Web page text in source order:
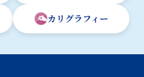
カリグラフィー